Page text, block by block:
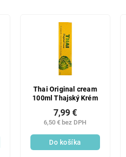
Thai Original cream
100ml Thajský Krém
6,50 € bez DPH
7,99 €
Do košíka